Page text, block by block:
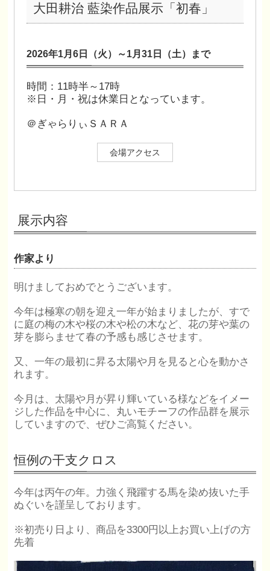
大田耕治 藍染作品展示「初春」
2026年1月6 日 （火）～1月31日（土）まで
時間：11時半～17時
※日・月・祝は休業日となっています。
＠ぎゃらりぃＳＡＲＡ
会場アクセス
展示内容
作家より
明けましておめでとうございます。
今年は極寒の朝を迎え一年が始まりましたが、すで
に庭の梅の木や桜の木や松の木など、花の芽や葉の
芽を膨らませて春の予感も感じさせます。
又、一年の最初に昇る太陽や月を見ると心を動かさ
れます。
今月は、太陽や月が昇り輝いている様などをイメー
ジした作品を中心に、丸いモチーフの作品群を展示
していますので、ぜひご高覧ください。
恒例の干支クロス
今年は丙午の年。力強く飛躍する馬を染め抜いた手
ぬぐいを謹呈しております。
※初売り日より、商品を3300円以上お買い上げの方
先着